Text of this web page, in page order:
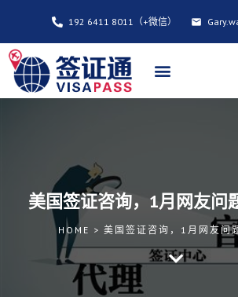
192 6411 8011（+微信）
美国签证咨询，1月网友问
HOME > 美国签证咨询，1月网友问